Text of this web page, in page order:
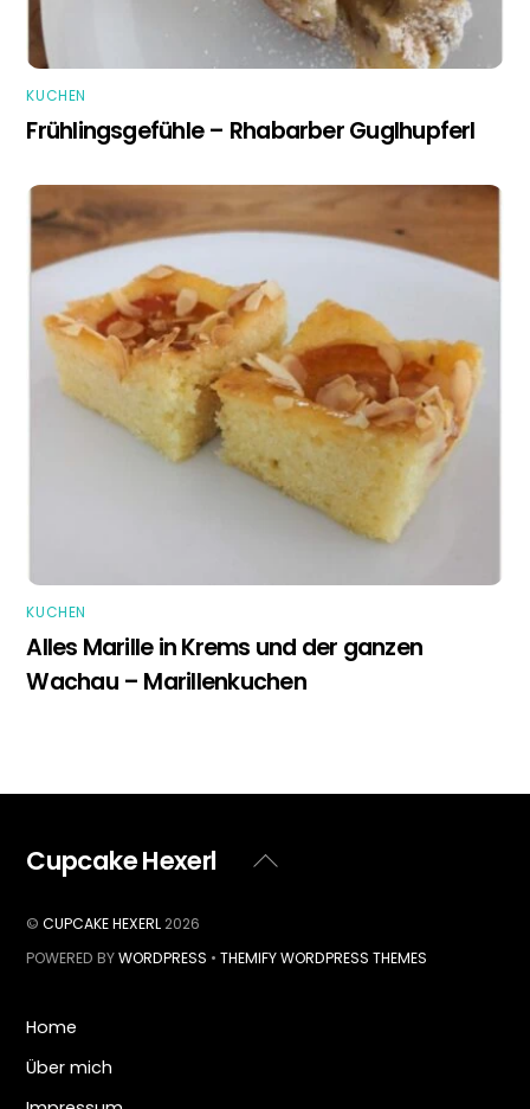
KUCHEN
Frühlingsgefühle – Rhabarber Guglhupferl
KUCHEN
Alles Marille in Krems und der ganzen
Wachau – Marillenkuchen
Back
Cupcake Hexerl
©CUPCAKE HEXERL 2026
POWERED BYWORDPRESS •THEMIFY WORDPRESS THEMES
Home
Über mich